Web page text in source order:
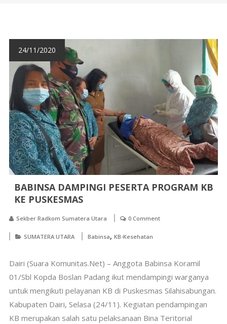
24/11/2020
BABINSA DAMPINGI PESERTA PROGRAM KB
KE PUSKESMAS
Sekber Radkom Sumatera Utara 0 Comment
SUMATERA UTARA Babinsa, KB-Kesehatan
Dairi (Suara Komunitas.Net) – Anggota Babinsa Koramil
01/Sbl Kopda Boslan Padang ikut mendampingi warganya
untuk mengikuti pelayanan KB di Puskesmas Silahisabungan.
Kabupaten Dairi, Selasa (24/11). Kegiatan pendampingan
KB merupakan salah satu pelaksanaan Bina Teritorial